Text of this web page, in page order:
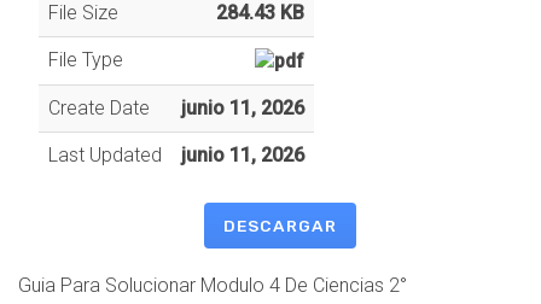
File Size 284.43 KB
File Type
Create Date junio 11, 2026
Last Updated junio 11, 2026
DESCARGAR
Guia Para Solucionar Modulo 4 De Ciencias 2°